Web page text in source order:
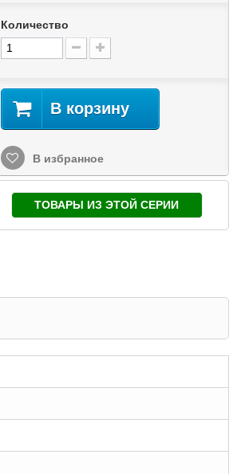
Количество
В корзину
В избранное
ТОВАРЫ ИЗ ЭТОЙ СЕРИИ